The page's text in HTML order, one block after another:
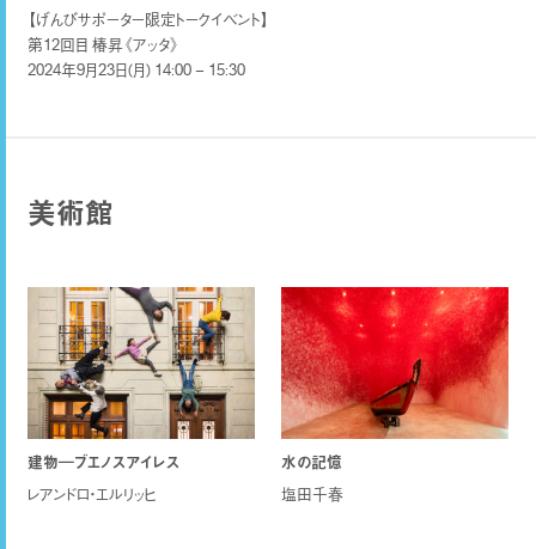
【げんびサポーター限定トークイベント】
第12回目 椿昇《アッタ》
2024年9月23日(月) 14:00 – 15:30
美術館
建物―ブエノスアイレス
レアンドロ・エルリッヒ
水の記憶
塩田千春